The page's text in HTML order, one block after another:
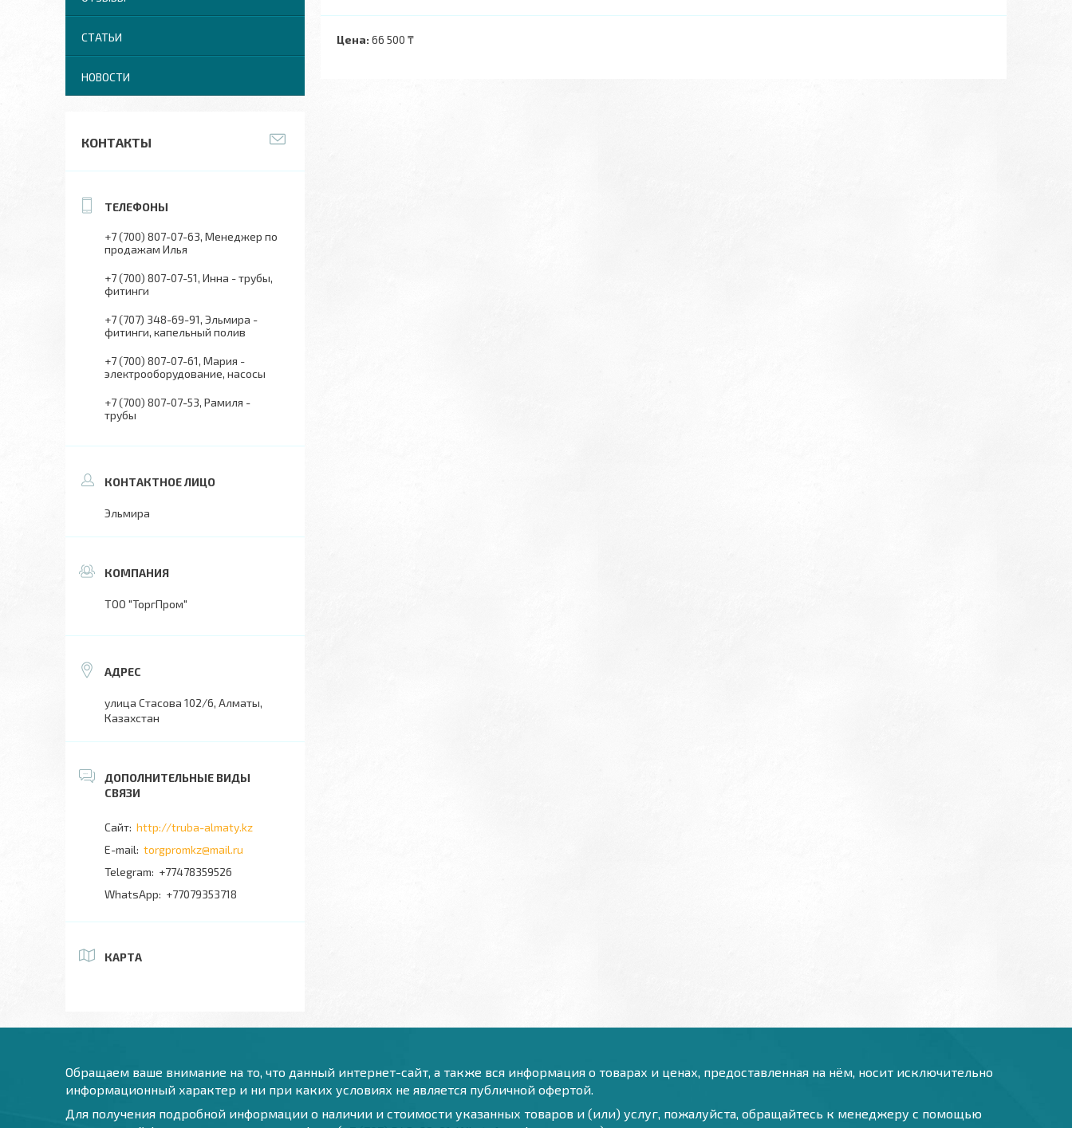
Цена: 66 500 ₸
СТАТЬИ
НОВОСТИ
КОНТАКТЫ
+7 (700) 807-07-63 Менеджер по
продажам Илья
+7 (700) 807-07-51 Инна - трубы,
фитинги
+7 (707) 348-69-91 Эльмира -
фитинги, капельный полив
+7 (700) 807-07-61 Мария -
электрооборудование, насосы
+7 (700) 807-07-53 Рамиля -
трубы
Эльмира
ТОО "ТоргПром"
улица Стасова 102/6, Алматы,
Казахстан
http://truba-almaty.kz
torgpromkz@mail.ru
+77478359526
+77079353718
КАРТА
Обращаем ваше внимание на то, что данный интернет-сайт, а также вся информация о товарах и ценах, предоставленная на нём, носит исключительно
информационный характер и ни при каких условиях не является публичной офертой.
Для получения подробной информации о наличии и стоимости указанных товаров и (или) услуг, пожалуйста, обращайтесь к менеджеру с помощью